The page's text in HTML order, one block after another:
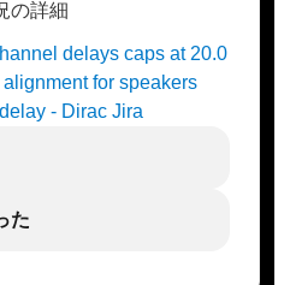
の詳細
delays caps at 20.0
for speakers
- Dirac Jira
た